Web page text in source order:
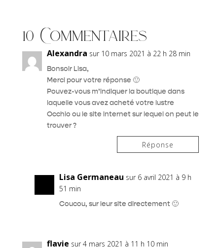
10 Commentaires
Alexandra sur 10 mars 2021 à 22 h 28 min
Bonsoir Lisa,
Merci pour votre réponse 🙂
Pouvez-vous m’indiquer la boutique dans
laquelle vous avez acheté votre lustre
Occhio ou le site internet sur lequel on peut le
trouver ?
Réponse
Lisa Germaneau sur 6 avril 2021 à 9 h
51 min
Coucou, sur leur site directement 🙂
flavie sur 4 mars 2021 à 11 h 10 min